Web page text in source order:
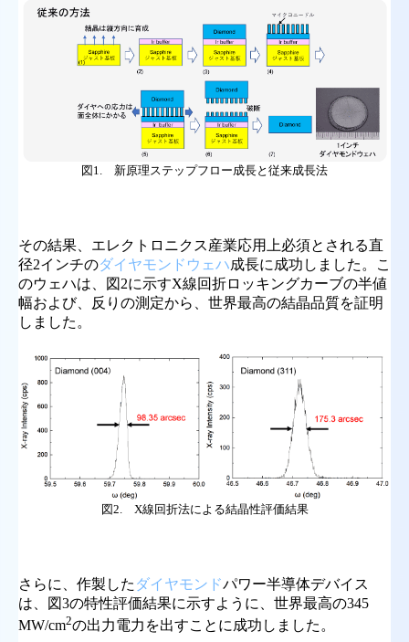
図1. 新原理ステップフロー成長と従来成長法
その結果、エレクトロニクス産業応用上必須とされる直
径2インチのダイヤモンドウェハ成長に成功しました。こ
のウェハは、図2に示すX線回折ロッキングカーブの半値
幅および、反りの測定から、世界最高の結晶品質を証明
しました。
図2. X線回折法による結晶性評価結果
さらに、作製した ダイヤモンドパワー半導体デバイス
は、図3の特性評価結果に示すように、世界最高の345
MW/cm2の出力電力を出すことに成功しました。